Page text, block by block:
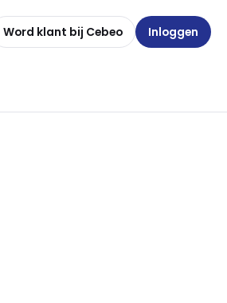
Word klant bij Cebeo Inloggen